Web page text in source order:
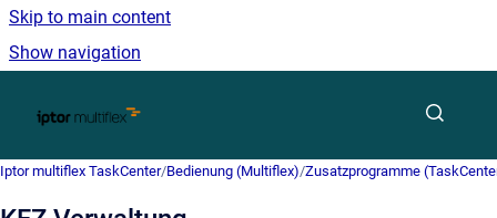
Skip to main content
Show navigation
Iptor multiflex TaskCenter/Bedienung (Multiflex)/Zusatzprogramme